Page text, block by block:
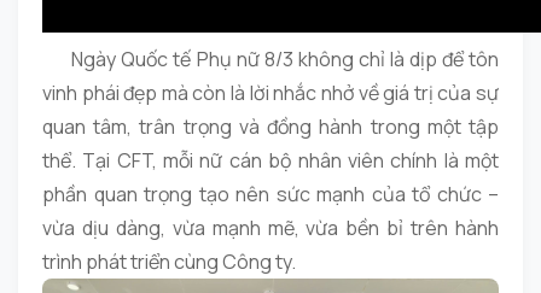
Ngày Quốc tế Phụ nữ 8/3 không chỉ là dịp để tôn
vinh phái đẹp mà còn là lời nhắc nhở về giá trị của sự
quan tâm, trân trọng và đồng hành trong một tập
thể. Tại CFT, mỗi nữ cán bộ nhân viên chính là một
phần quan trọng tạo nên sức mạnh của tổ chức –
vừa dịu dàng, vừa mạnh mẽ, vừa bền bỉ trên hành
trình phát triển cùng Công ty.